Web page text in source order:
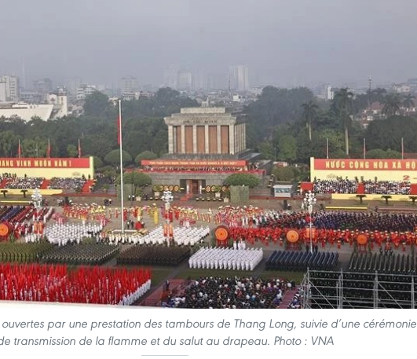
ouvertes par une prestation des tambours de Thang Long, suivie d’une cérémonie
transmission de la flamme et du salut au drapeau. Photo : VNA